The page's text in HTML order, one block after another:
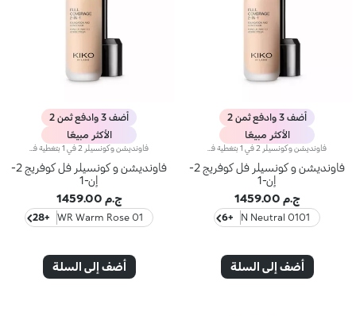
أضف 3 وادفع ثمن 2
الأكثر مبيعًا
فاونديشن و كونسيلر فل كوفريج 2-
إن-1
ج.م 1459.00
0101 N Neutral
+6
أضف إلى السلة
أضف 3 وادفع ثمن 2
الأكثر مبيعًا
فاونديشن و كونسيلر فل كوفريج 2-
إن-1
ج.م 1459.00
01 WR Warm Rose
+28
أضف إلى السلة